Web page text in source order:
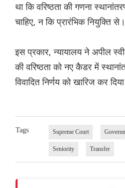
था कि वरिष्ठता की गणना
चाहिए, न कि प्रारंभिक नियुक्ति से।
इस प्रकार, न्यायालय ने अपील
की वरिष्ठता को नए कैडर में
विवादित निर्णय को खारिज कर
Tags Supreme Court
Seniority Transfer